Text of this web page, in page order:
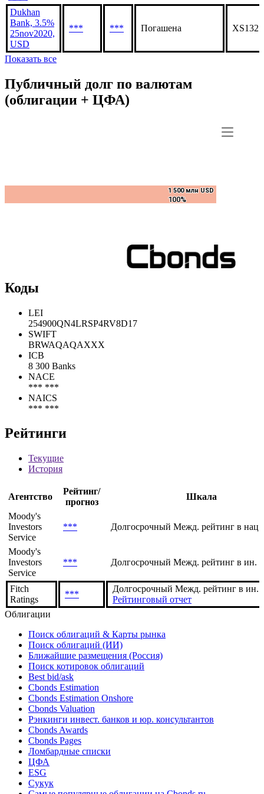
Dukhan
Bank, 3.5%
25nov2020,
USD
*** *** Погашена
Показать все
Публичный долг по валютам
(облигации + ЦФА)
1 500 млн USD
100%
1 500 млн USD
100%
Коды
LEI
254900QN4LRSP4RV8D17
SWIFT
BRWAQAQAXXX
ICB
8 300 Banks
NACE
*** ***
NAICS
*** ***
Рейтинги
Текущие
История
Агентство
Рейтинг/
прогноз
Шкала
Moody's
Investors
Service
*** Долгосрочный Межд. рейтинг в нац.
Moody's
Investors
Service
*** Долгосрочный Межд. рейтинг в ин.
Fitch
Ratings
***
Долгосрочный Межд. рейтинг в ин.
Рейтинговый отчет
Облигации
Поиск облигаций & Карты рынка
Поиск облигаций (ИИ)
Ближайшие размещения (Россия)
Поиск котировок облигаций
Best bid/ask
Cbonds Estimation
Cbonds Estimation Onshore
Cbonds Valuation
Рэнкинги инвест. банков и юр. консультантов
Cbonds Awards
Cbonds Pages
Ломбардные списки
ЦФА
ESG
Сукук